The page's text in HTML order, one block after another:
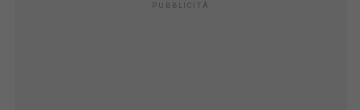
PUBBLICITÀ